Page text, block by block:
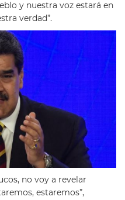
y nuestra voz estará en
verdad”.
no voy a revelar
estaremos”,